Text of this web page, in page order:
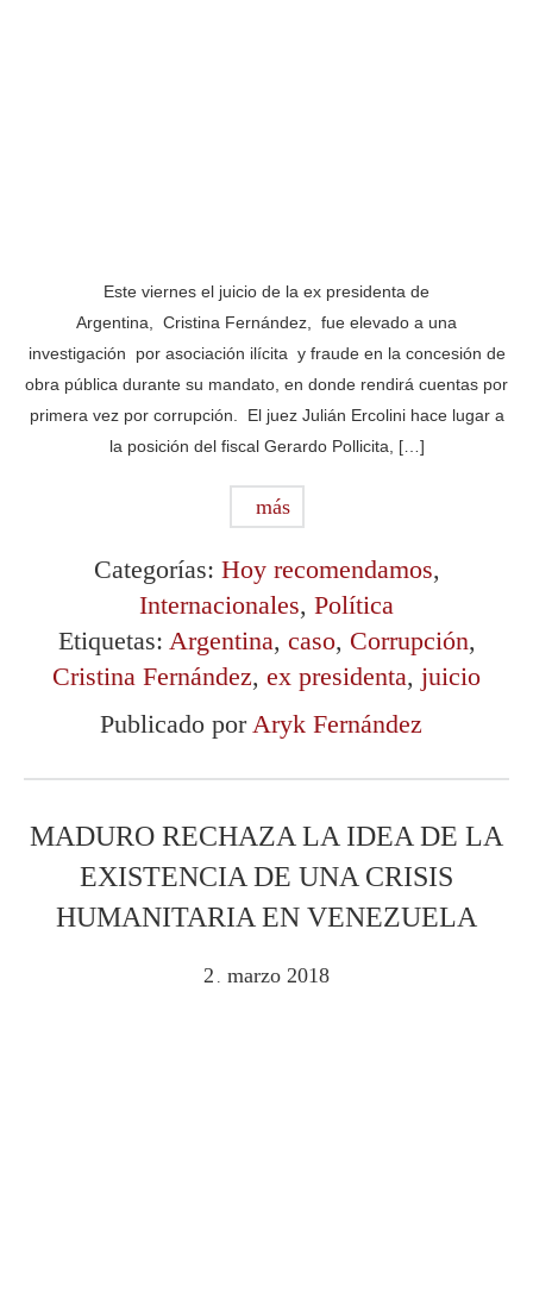
Este viernes el juicio de la ex presidenta de
Argentina, Cristina Fernández, fue elevado a una
investigación por asociación ilícita y fraude en la concesión de
obra pública durante su mandato, en donde rendirá cuentas por
primera vez por corrupción. El juez Julián Ercolini hace lugar a
la posición del fiscal Gerardo Pollicita, […]
más
Categorías: Hoy recomendamos,
Internacionales, Política
Etiquetas: Argentina, caso, Corrupción,
Cristina Fernández, ex presidenta, juicio
Publicado porAryk Fernández
MADURO RECHAZA LA IDEA DE LA
EXISTENCIA DE UNA CRISIS
HUMANITARIA EN VENEZUELA
2 . marzo 2018